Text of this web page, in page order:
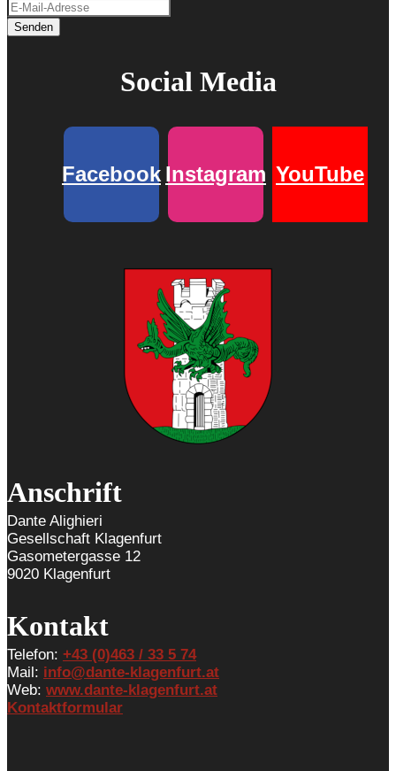
Senden
Social Media
Facebook Instagram YouTube
Anschrift
Dante Alighieri
Gesellschaft Klagenfurt
Gasometergasse 12
9020 Klagenfurt
Kontakt
Telefon: +43 (0)463 / 33 5 74
Mail: info@dante-klagenfurt.at
Web: www.dante-klagenfurt.at
Kontaktformular